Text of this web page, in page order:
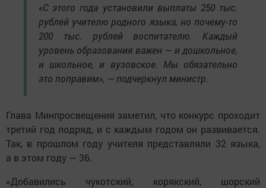
«С этого года установили выплаты 250 тыс.
рублей учителю родного языка, но почему-то
200 тыс. рублей воспитателю. Каждый
уровень образования важен — и дошкольное,
и школьное, и вузовское. Мы обязательно
это поправим», — подчеркнул министр.
Глава Минпросвещения заметил, что конкурс проходит
третий год подряд, и с каждым годом он развивается.
Так, в прошлом году учителя представляли 32 языка,
а в этом году — 36.
«Добавились чукотский, корякский, шорский